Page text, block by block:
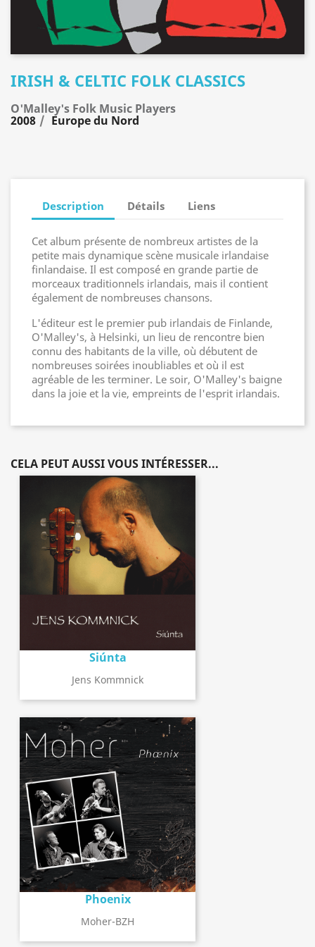
IRISH & CELTIC FOLK CLASSICS
O'Malley's Folk Music Players
2008 Europe du Nord
Description Détails Liens
Cet album présente de nombreux artistes de la
petite mais dynamique scène musicale irlandaise
finlandaise. Il est composé en grande partie de
morceaux traditionnels irlandais, mais il contient
également de nombreuses chansons.
L'éditeur est le premier pub irlandais de Finlande,
O'Malley's, à Helsinki, un lieu de rencontre bien
connu des habitants de la ville, où débutent de
nombreuses soirées inoubliables et où il est
agréable de les terminer. Le soir, O'Malley's baigne
dans la joie et la vie, empreints de l'esprit irlandais.
CELA PEUT AUSSI VOUS INTÉRESSER...
Siúnta
Jens Kommnick
Phoenix
Moher-BZH